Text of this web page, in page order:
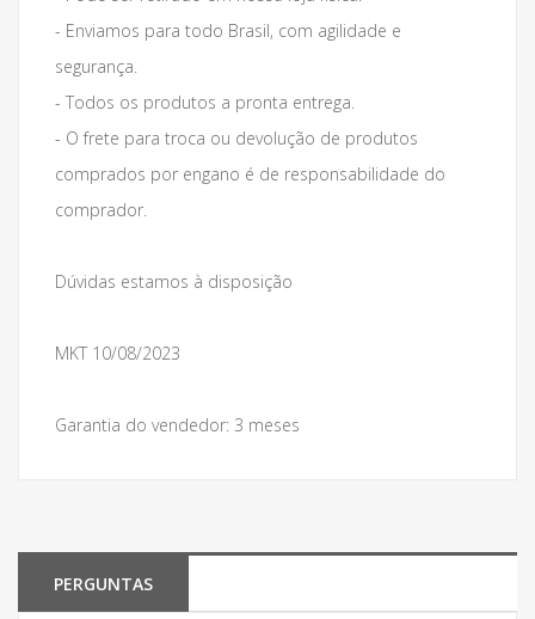
- Enviamos para todo Brasil, com agilidade e
segurança.
- Todos os produtos a pronta entrega.
- O frete para troca ou devolução de produtos
comprados por engano é de responsabilidade do
comprador.
Dúvidas estamos à disposição
MKT 10/08/2023
Garantia do vendedor: 3 meses
PERGUNTAS